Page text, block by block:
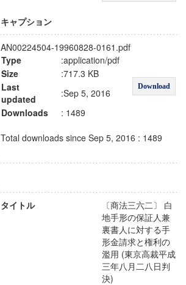
キャプション
AN00224504-19960828-0161.pdf
Type
:application/pdf
Download
Size
:717.3 KB
Last
updated
:Sep 5, 2016
Downloads
: 1489
Total downloads since Sep 5, 2016 : 1489
タイトル
〔商法三六二〕 白
地手形の保証人兼
裏書人に対する手
形金請求と権利の
濫用 (東京高裁平成
三年八月二八日判
決)